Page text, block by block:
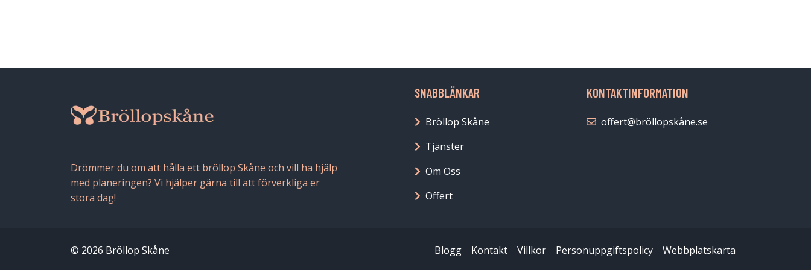
Drömmer du om att hålla ett bröllop Skåne och vill ha hjälp
med planeringen? Vi hjälper gärna till att förverkliga er
stora dag!
SNABBLÄNKAR
Bröllop Skåne
Tjänster
Om Oss
Offert
KONTAKTINFORMATION
offert@bröllopskåne.se
© 2026 Bröllop Skåne Blogg Kontakt Villkor Personuppgiftspolicy Webbplatskarta